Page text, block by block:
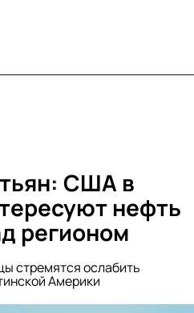
США в
нефть
регионом
стремятся ослабить
Америки